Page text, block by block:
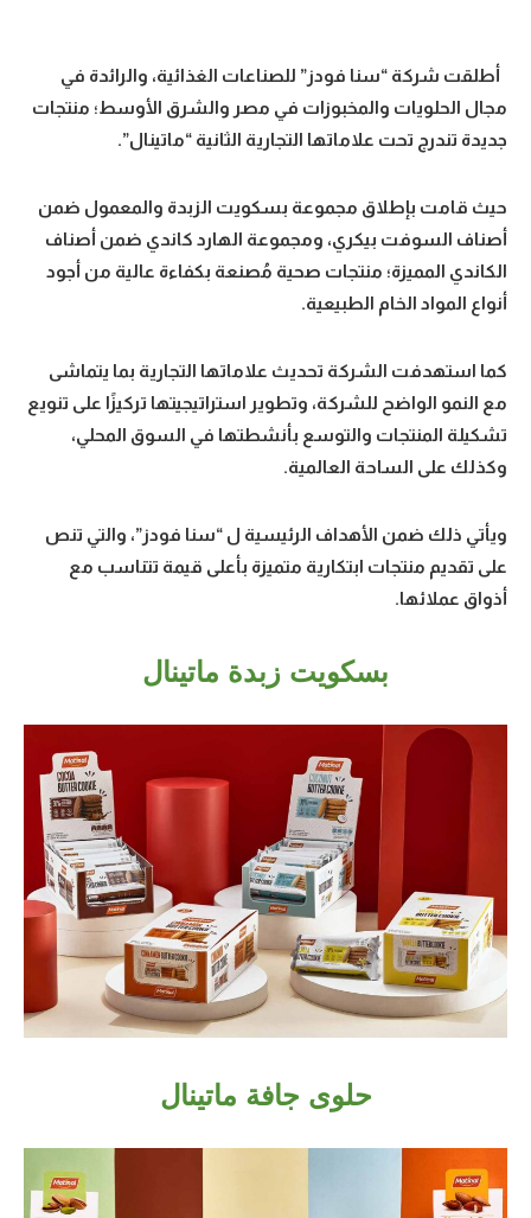
أطلقت شركة “سنا فودز” للصناعات الغذائية، والرائدة في
مجال الحلويات والمخبوزات في مصر والشرق الأوسط؛ منتجات
جديدة تندرج تحت علاماتها التجارية الثانية “ماتينال”.
حيث قامت بإطلاق مجموعة بسكويت الزبدة والمعمول ضمن
أصناف السوفت بيكري، ومجموعة الهارد كاندي ضمن أصناف
الكاندي المميزة؛ منتجات صحية مُصنعة بكفاءة عالية من أجود
أنواع المواد الخام الطبيعية.
كما استهدفت الشركة تحديث علاماتها التجارية بما يتماشى
مع النمو الواضح للشركة، وتطوير استراتيجيتها تركيزًا على تنويع
تشكيلة المنتجات والتوسع بأنشطتها في السوق المحلي،
وكذلك على الساحة العالمية.
ويأتي ذلك ضمن الأهداف الرئيسية ل “سنا فودز”، والتي تنص
على تقديم منتجات ابتكارية متميزة بأعلى قيمة تتناسب مع
أذواق عملائها.
بسكويت زبدة ماتينال
حلوى جافة ماتينال